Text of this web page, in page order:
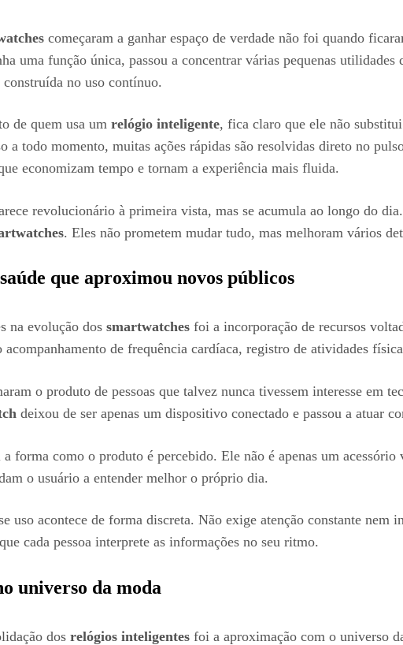
começaram a ganhar espaço de verdade não foi quando
uma função única, passou a concentrar várias pequenas
no uso contínuo.
de quem usa um relógio inteligente, fica claro que ele não
a todo momento, muitas ações rápidas são resolvidas direto no
economizam tempo e tornam a experiência mais fluida.
revolucionário à primeira vista, mas se acumula ao longo do
. Eles não prometem mudar tudo, mas melhoram vários
que aproximou novos públicos
na evolução dos smartwatches foi a incorporação de recursos
de frequência cardíaca, registro de atividades
o produto de pessoas que talvez nunca tivessem interesse em
deixou de ser apenas um dispositivo conectado e passou a atuar
a forma como o produto é percebido. Ele não é apenas um
o usuário a entender melhor o próprio dia.
uso acontece de forma discreta. Não exige atenção constante
cada pessoa interprete as informações no seu ritmo.
universo da moda
dos relógios inteligentes foi a aproximação com o universo